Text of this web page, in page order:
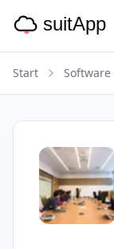
Start Software